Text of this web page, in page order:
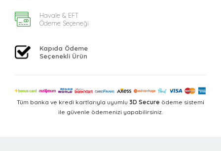
Havale & EFT
Ödeme Seçeneği
Kapıda Ödeme
Seçenekli Ürün
Tüm banka ve kredi kartlarıyla uyumlu 3D Secure ödeme sistemi
ile güvenle ödemenizi yapabilirsiniz.